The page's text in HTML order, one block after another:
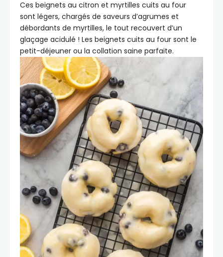
Ces beignets au citron et myrtilles cuits au four
sont légers, chargés de saveurs d’agrumes et
débordants de myrtilles, le tout recouvert d’un
glaçage acidulé ! Les beignets cuits au four sont le
petit-déjeuner ou la collation saine parfaite.